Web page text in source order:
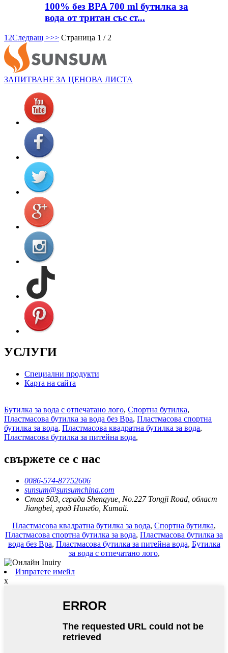
100% без BPA 700 ml бутилка за
вода от тритан със ст...
1 2Следващ >>> Страница 1 / 2
ЗАПИТВАНЕ ЗА ЦЕНОВА ЛИСТА
УСЛУГИ
Специални продукти
Карта на сайта
Бутилка за вода с отпечатано лого, Спортна бутилка,
Пластмасова бутилка за вода без Bpa, Пластмасова спортна
бутилка за вода, Пластмасова квадратна бутилка за вода,
Пластмасова бутилка за питейна вода,
свържете се с нас
0086-574-87752606
sunsum@sunsumchina.com
Стая 503, сграда Shengyue, No.227 Tongji Road, област
Jiangbei, град Нингбо, Китай.
Пластмасова квадратна бутилка за вода, Спортна бутилка,
Пластмасова спортна бутилка за вода, Пластмасова бутилка за
вода без Bpa, Пластмасова бутилка за питейна вода, Бутилка
за вода с отпечатано лого,
Изпратете имейл
x